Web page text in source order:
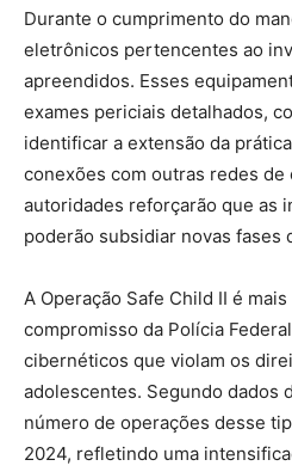
Durante o cumprimento do
eletrônicos pertencentes ao
apreendidos. Esses
exames periciais detalhados,
identificar a extensão da
conexões com outras redes de
autoridades reforçarão que as
poderão subsidiar novas fases
A Operação Safe Child II é
compromisso da Polícia
cibernéticos que violam os
adolescentes. Segundo dados
número de operações desse
2024, refletindo uma